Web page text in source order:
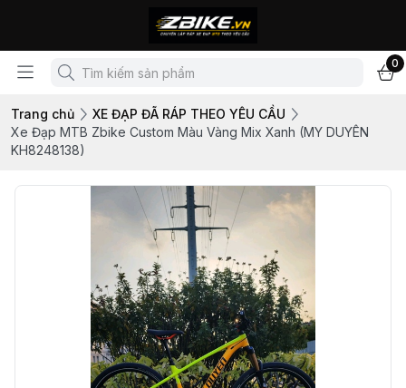
0
Trang chủ
XE ĐẠP ĐÃ RÁP THEO YÊU CẦU
Xe Đạp MTB Zbike Custom Màu Vàng Mix Xanh (MY DUYÊN
KH8248138)